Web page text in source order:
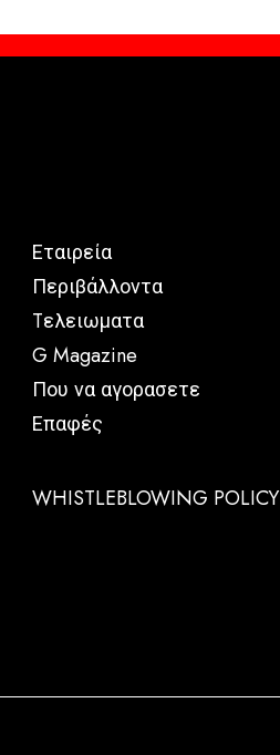
Εταιρεία
Περιβάλλοντα
Tελειωματα
G Magazine
Που να αγορασετε
Επαφές
WHISTLEBLOWING POLICY